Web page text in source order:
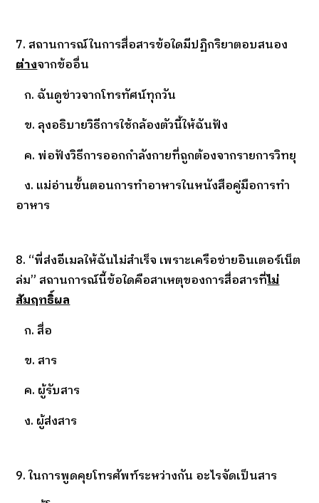
7. สถานการณ์ในการสื่อสารข้อใดมีปฏิกริยาตอบสนอง
ต่างจากข้ออื่น
ก. ฉันดูข่าวจากโทรทัศน์ทุกวัน
ข. ลุงอธิบายวิธีการใช้กล้องตัวนี้ให้ฉันฟัง
ค. พ่อฟังวิธีการออกกำลังกายที่ถูกต้องจากรายการวิทยุ
ง. แม่อ่านขั้นตอนการทำอาหารในหนังสือคู่มือการทำ
อาหาร
8. “พี่ส่งอีเมลให้ฉันไม่สำเร็จ เพราะเครือข่ายอินเตอร์เน็ต
ล่ม” สถานการณ์นี้ข้อใดคือสาเหตุของการสื่อสารที่ไม่
สัมฤทธิ์ผล
ก. สื่อ
ข. สาร
ค. ผู้รับสาร
ง. ผู้ส่งสาร
9. ในการพูดคุยโทรศัพท์ระหว่างกัน อะไรจัดเป็นสาร